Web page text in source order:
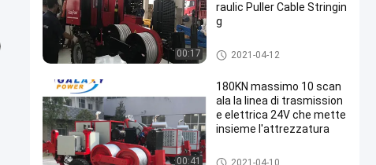
00:17
raulic Puller Cable Stringin
g
linea elettrica che mette insie
me attrezzatura
2021-04-12
00:41
180KN massimo 10 scan
ala la linea di trasmission
e elettrica 24V che mette
insieme l'attrezzatura
linea di trasmissione attrezza
2021-04-10